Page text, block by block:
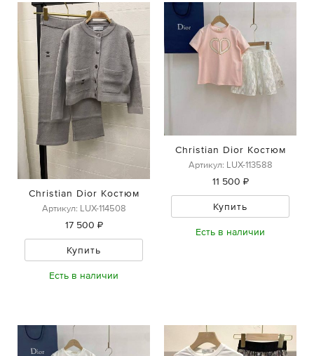
Christian Dior Костюм
Артикул: LUX-114508
17 500 ₽
Купить
Есть в наличии
Christian Dior Костюм
Артикул: LUX-113588
11 500 ₽
Купить
Есть в наличии